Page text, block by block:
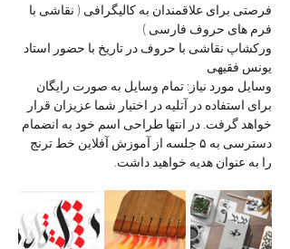
فرصتی برای علاقمندان به کالیگرافی ( نقاشی با
فرم های حروف فارسی )
ورکشاپ نقاشی با حروف در تاریخ با حضور استاد
یونس فقیهی
وسایل مورد نیاز: تمام وسایل به صورت رایگان
برای استفاده در آتلیه در اختیار شما عزیزان قرار
خواهد گرفت. در انتها طراحی اسم خود به انضمام
دسترسی به ۵ جلسه از آموزش آفلاین خط ترنج
را به عنوان هدیه خواهید داشت.